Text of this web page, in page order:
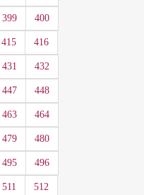
399 400
415 416
431 432
447 448
463 464
479 480
495 496
511 512